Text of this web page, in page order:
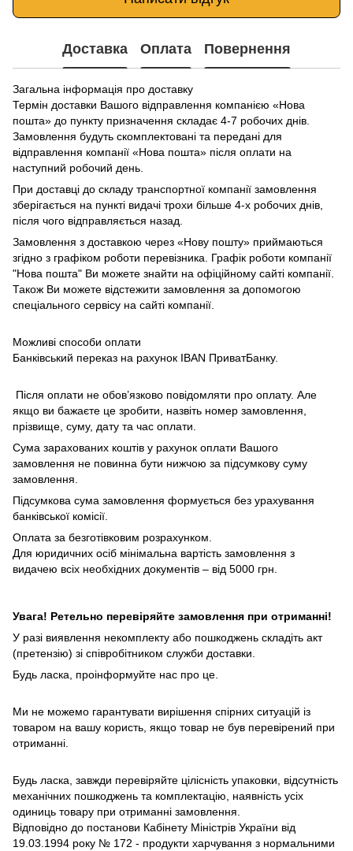
Доставка Оплата Повернення
Загальна інформація про доставку
Термін доставки Вашого відправлення компанією «Нова
пошта» до пункту призначення складає 4-7 робочих днів.
Замовлення будуть скомплектовані та передані для
відправлення компанії «Нова пошта» після оплати на
наступний робочий день.
При доставці до складу транспортної компанії замовлення
зберігається на пункті видачі трохи більше 4-х робочих днів,
після чого відправляється назад.
Замовлення з доставкою через «Нову пошту» приймаються
згідно з графіком роботи перевізника. Графік роботи компанії
"Нова пошта" Ви можете знайти на офіційному сайті компанії.
Також Ви можете відстежити замовлення за допомогою
спеціального сервісу на сайті компанії.
Можливі способи оплати
Банківський переказ на рахунок IBAN ПриватБанку.
Після оплати не обов’язково повідомляти про оплату. Але
якщо ви бажаєте це зробити, назвіть номер замовлення,
прізвище, суму, дату та час оплати.
Сума зарахованих коштів у рахунок оплати Вашого
замовлення не повинна бути нижчою за підсумкову суму
замовлення.
Підсумкова сума замовлення формується без урахування
банківської комісії.
Оплата за безготівковим розрахунком.
Для юридичних осіб мінімальна вартість замовлення з
видачею всіх необхідних документів – від 5000 грн.
Увага! Ретельно перевіряйте замовлення при отриманні!
У разі виявлення некомплекту або пошкоджень складіть акт
(претензію) зі співробітником служби доставки.
Будь ласка, проінформуйте нас про це.
Ми не можемо гарантувати вирішення спірних ситуацій із
товаром на вашу користь, якщо товар не був перевірений при
отриманні.
Будь ласка, завжди перевіряйте цілісність упаковки, відсутність
механічних пошкоджень та комплектацію, наявність усіх
одиниць товару при отриманні замовлення.
Відповідно до постанови Кабінету Міністрів України від
19.03.1994 року № 172 - продукти харчування з нормальними